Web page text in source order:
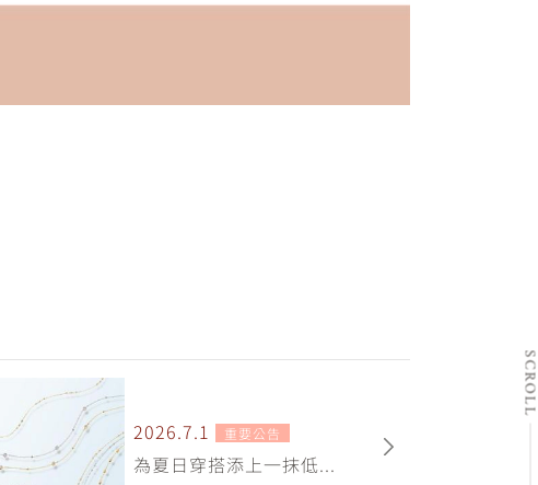
2026.7.1 重要公告
為夏日穿搭添上一抹低...